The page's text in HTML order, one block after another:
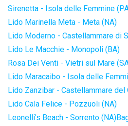
Sirenetta - Isola delle Femmine
Lido Marinella Meta - Meta (NA)
Lido Moderno - Castellammare di
Lido Le Macchie - Monopoli (BA)
Rosa Dei Venti - Vietri sul Mare
Lido Maracaibo - Isola delle
Lido Zanzibar - Castellammare del
Lido Cala Felice - Pozzuoli (NA)
Leonelli's Beach - Sorrento (NA)